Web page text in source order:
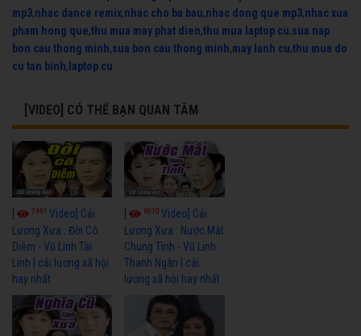
mp3,nhac dance remix,nhac cho ba bau,nhac dong que mp3,nhac xua
pham hong que,thu mua may phat dien,thu mua laptop cu,sua nap
bon cau thong minh,sua bon cau thong minh,may lanh cu,thu mua do
cu tan binh, laptop cu
[VIDEO] CÓ THỂ BẠN QUAN TÂM
7661 Video] Cải
Lương Xưa : Đời Cô
Diễm - Vũ Linh Tài
Linh | cải lương xã hội
hay nhất
6910Video] Cải
Lương Xưa : Nước Mắt
Chung Tình - Vũ Linh
Thanh Ngân | cải
lương xã hội hay nhất